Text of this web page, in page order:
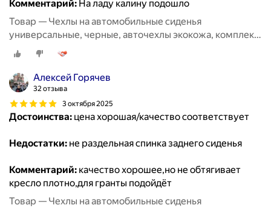
Комментарий: На ладу калину подошло
Товар — Чехлы на автомобильные сиденья
универсальные, черные, авточехлы экокожа, комплект
на весь салон машины кожаные 11 шт
Алексей Горячев
32 отзыва
3 октября 2025
Достоинства: цена хорошая/качество соответствует
Недостатки: не раздельная спинка заднего сиденья
Комментарий: качество хорошее,но не обтягивает
кресло плотно,для гранты подойдёт
Товар — Чехлы на автомобильные сиденья